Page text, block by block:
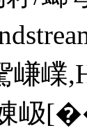
岋